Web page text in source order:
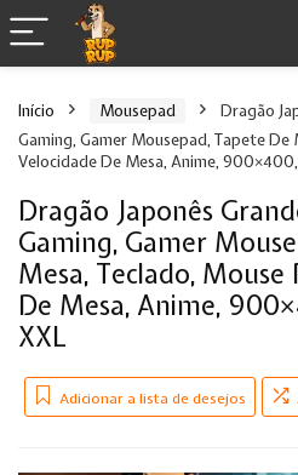
Início Mousepad
Dragão
Gaming, Gamer Mousepad, Tapete De
Velocidade De Mesa, Anime,
Dragão Japonês
Gaming, Gamer
Mesa, Teclado, Mouse
De Mesa, Anime,
XXL
Adicionar a lista de desejos